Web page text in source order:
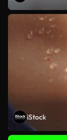
iStock